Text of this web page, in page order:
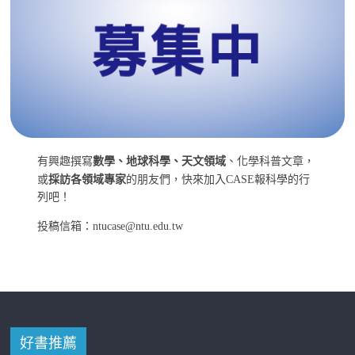
有興趣撰寫數學、地球科學、天文領域 、化學科普文章，
或採訪各領域專家的朋友們，快來加入CASE報科學的行
列吧！
投稿信箱：ntucase@ntu.edu.tw
好書推薦